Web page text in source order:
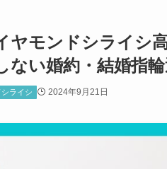
ヤモンドシライシ
ない婚約・結婚指
ライシ 2024年9月21日